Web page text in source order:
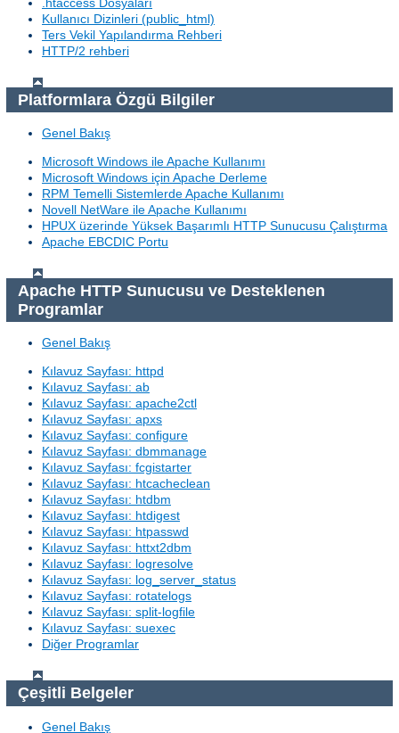
Kullanıcı Dizinleri (public_html)
Ters Vekil Yapılandırma Rehberi
HTTP/2 rehberi
Platformlara Özgü Bilgiler
Genel Bakış
Microsoft Windows ile Apache Kullanımı
Microsoft Windows için Apache Derleme
RPM Temelli Sistemlerde Apache Kullanımı
Novell NetWare ile Apache Kullanımı
HPUX üzerinde Yüksek Başarımlı HTTP Sunucusu Çalıştırma
Apache EBCDIC Portu
Apache HTTP Sunucusu ve Desteklenen
Programlar
Genel Bakış
Kılavuz Sayfası: httpd
Kılavuz Sayfası: ab
Kılavuz Sayfası: apache2ctl
Kılavuz Sayfası: apxs
Kılavuz Sayfası: configure
Kılavuz Sayfası: dbmmanage
Kılavuz Sayfası: fcgistarter
Kılavuz Sayfası: htcacheclean
Kılavuz Sayfası: htdbm
Kılavuz Sayfası: htdigest
Kılavuz Sayfası: htpasswd
Kılavuz Sayfası: httxt2dbm
Kılavuz Sayfası: logresolve
Kılavuz Sayfası: log_server_status
Kılavuz Sayfası: rotatelogs
Kılavuz Sayfası: split-logfile
Kılavuz Sayfası: suexec
Diğer Programlar
Çeşitli Belgeler
Genel Bakış